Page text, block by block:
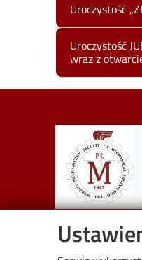
Uroczystość
Uroczystość
wraz z